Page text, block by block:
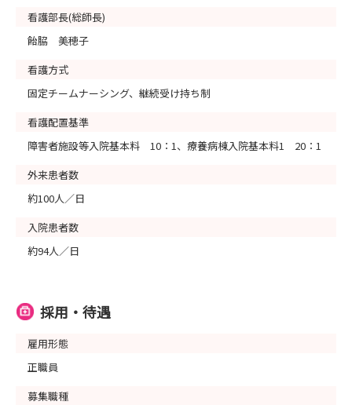
看護部長(総師長)
飴脇 美穂子
看護方式
固定チームナーシング、継続受け持ち制
看護配置基準
障害者施設等入院基本料 10：1、療養病棟入院基本料1 20：1
外来患者数
約100人／日
入院患者数
約94人／日
採用・待遇
雇用形態
正職員
募集職種